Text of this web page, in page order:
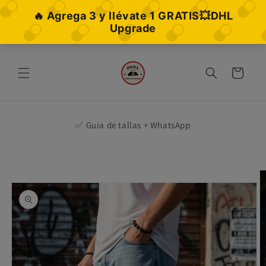
Ir
directamente
al contenido
Carrito
✅ Guia de tallas + WhatsApp